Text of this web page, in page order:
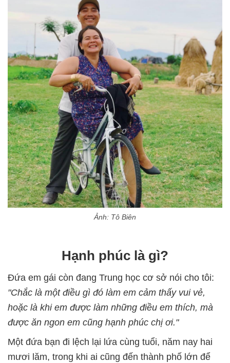
Ảnh: Tô Biên
Hạnh phúc là gì?
Đứa em gái còn đang Trung học cơ sở nói cho tôi:
"Chắc là một điều gì đó làm em cảm thấy vui vẻ,
hoặc là khi em được làm những điều em thích, mà
được ăn ngon em cũng hạnh phúc chị ơi."
Một đứa bạn đi lệch lại lứa cùng tuổi, năm nay hai
mươi lăm, trong khi ai cũng đến thành phố lớn để